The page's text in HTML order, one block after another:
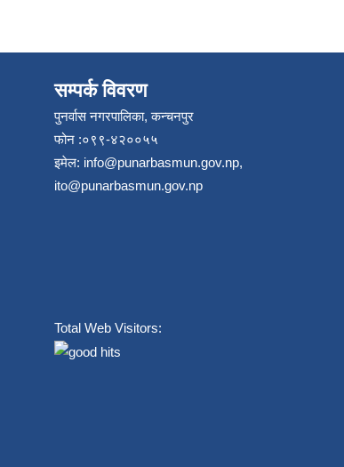
सम्पर्क विवरण
पुनर्वास नगरपालिका, कन्चनपुर
फोन :०९९-४२००५५
इमेल: info@punarbasmun.gov.np,
ito@punarbasmun.gov.np
Total Web Visitors: